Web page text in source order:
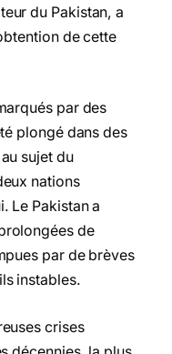
du Pakistan, a
de cette
par des
plongé dans des
sujet du
nations
Le Pakistan a
de
par de brèves
instables.
crises